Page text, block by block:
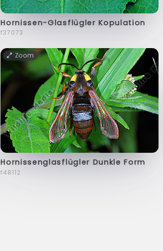
Hornissen-Glasflügler Kopulation
f37073
Zoom
Hornissenglasflügler Dunkle Form
f48112